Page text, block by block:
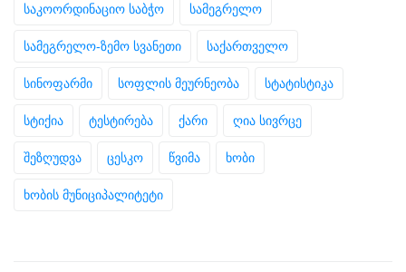
საკოორდინაციო საბჭო სამეგრელო
სამეგრელო-ზემო სვანეთი საქართველო
სინოფარმი სოფლის მეურნეობა სტატისტიკა
სტიქია ტესტირება ქარი ღია სივრცე
შეზღუდვა ცესკო წვიმა ხობი
ხობის მუნიციპალიტეტი